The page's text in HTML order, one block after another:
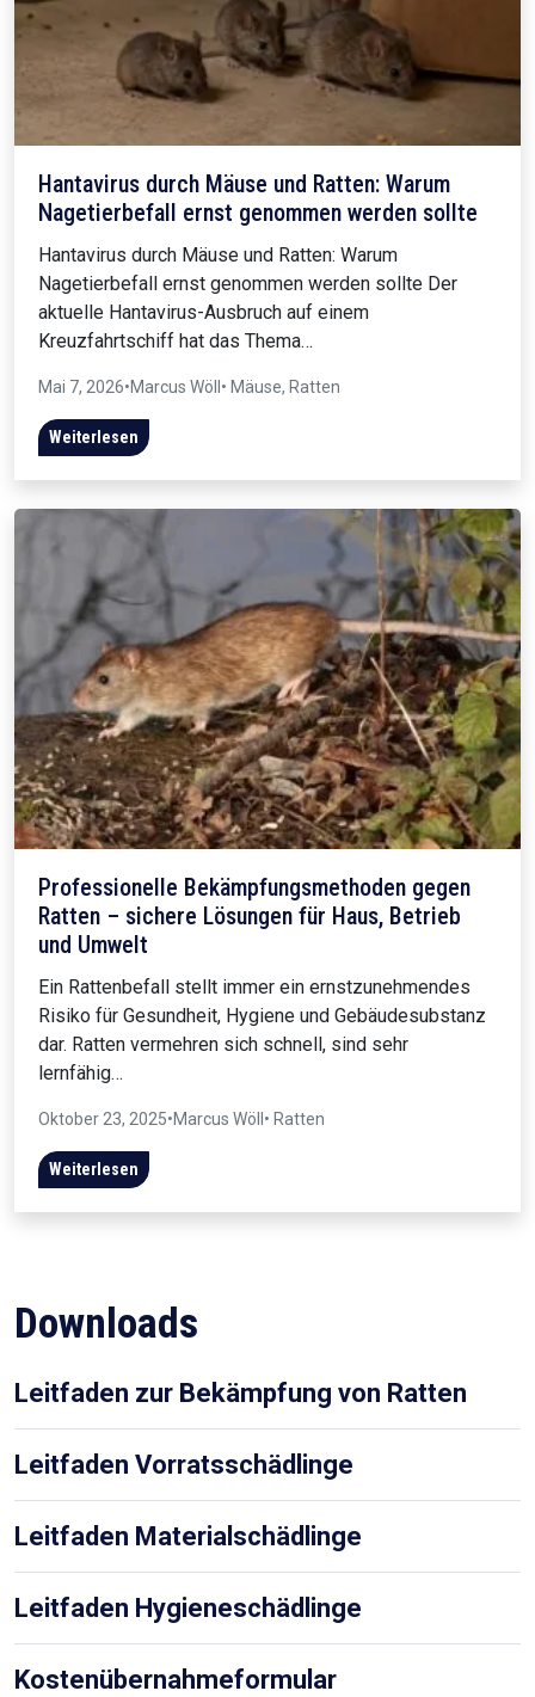
Hantavirus durch Mäuse und Ratten: Warum
Nagetierbefall ernst genommen werden sollte
Hantavirus durch Mäuse und Ratten: Warum
Nagetierbefall ernst genommen werden sollte Der
aktuelle Hantavirus-Ausbruch auf einem
Kreuzfahrtschiff hat das Thema…
Mai 7, 2026•Marcus Wöll • Mäuse, Ratten
Weiterlesen
Professionelle Bekämpfungsmethoden gegen
Ratten – sichere Lösungen für Haus, Betrieb
und Umwelt
Ein Rattenbefall stellt immer ein ernstzunehmendes
Risiko für Gesundheit, Hygiene und Gebäudesubstanz
dar. Ratten vermehren sich schnell, sind sehr
lernfähig…
Oktober 23, 2025•Marcus Wöll • Ratten
Weiterlesen
Downloads
Leitfaden zur Bekämpfung von Ratten
Leitfaden Vorratsschädlinge
Leitfaden Materialschädlinge
Leitfaden Hygieneschädlinge
Kostenübernahmeformular